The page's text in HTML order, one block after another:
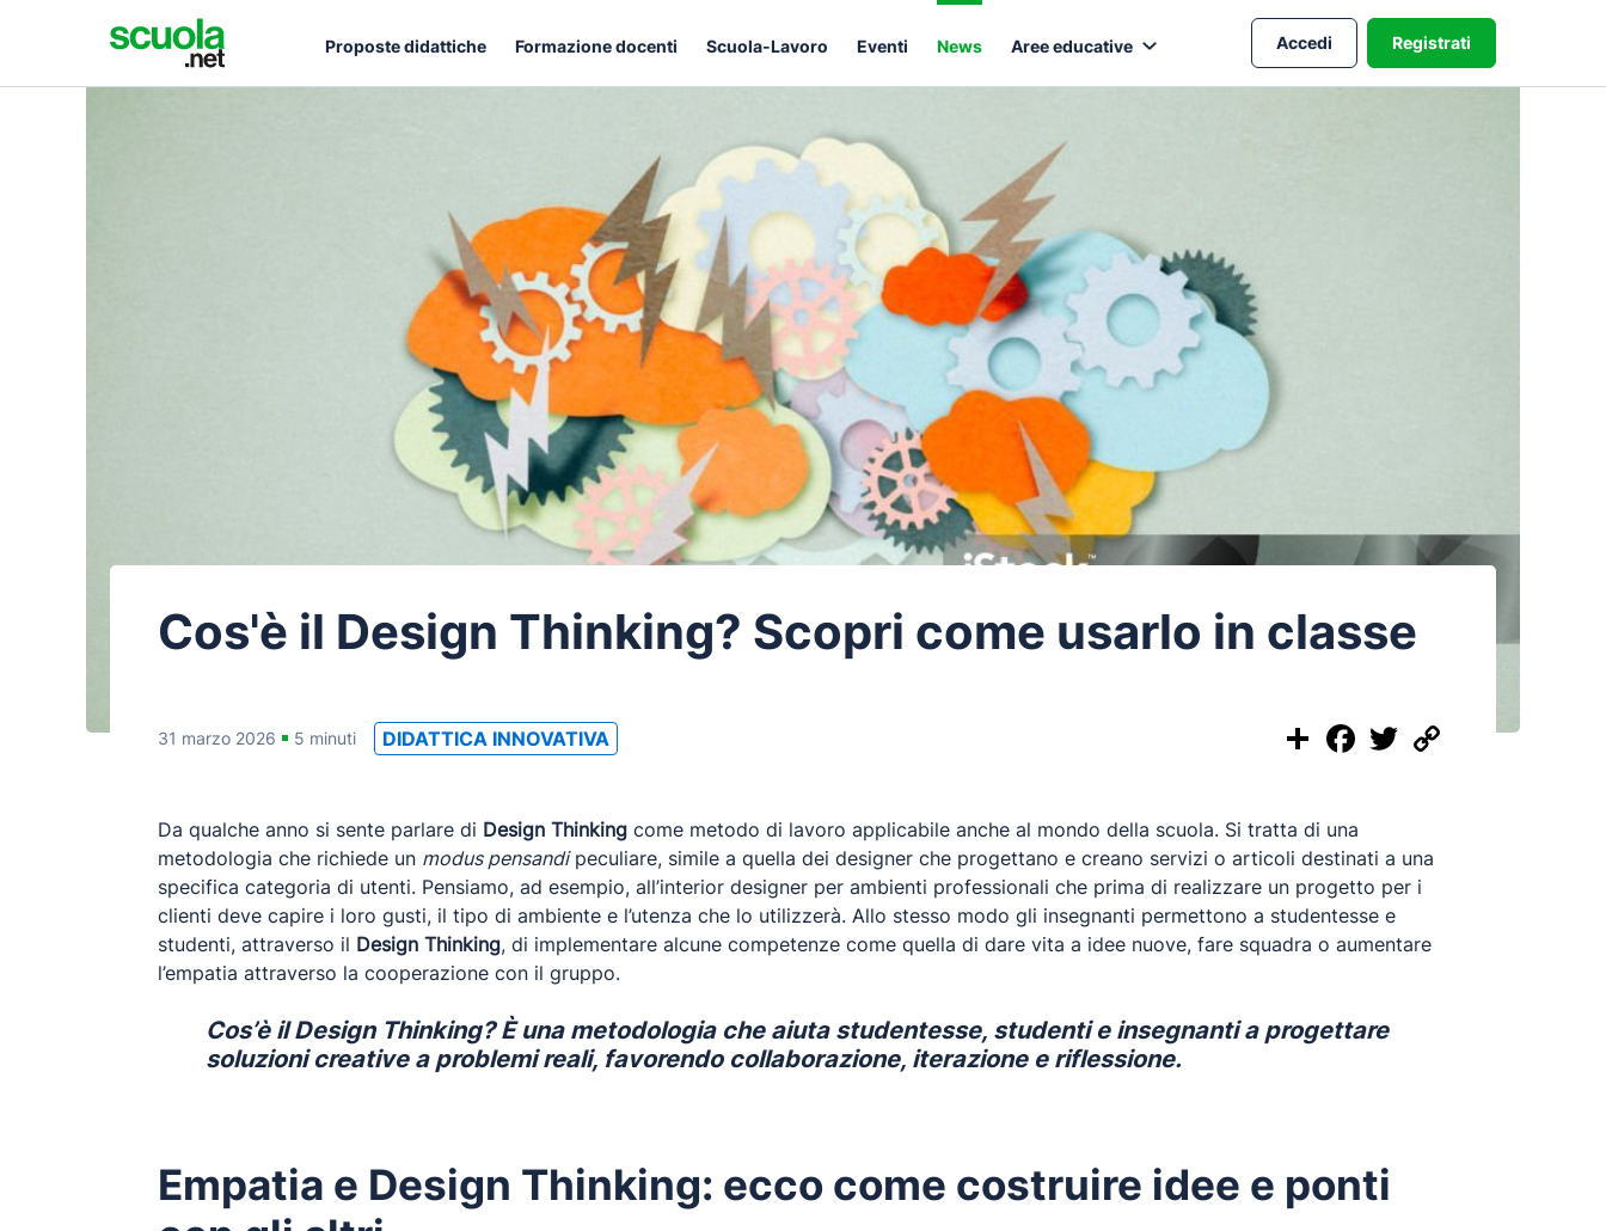
Proposte didattiche Formazione docenti Scuola-Lavoro Eventi News Aree educative Accedi Registrati
Cos'è il Design Thinking? Scopri come usarlo in classe
31 marzo 2026 5 minuti DIDATTICA INNOVATIVA Share Facebook
Twitter
Da qualche anno si sente parlare di Design Thinking come metodo di lavoro applicabile anche al mondo della scuola. Si tratta di una
metodologia che richiede un modus pensandipeculiare, simile a quella dei designer che progettano e creano servizi o articoli destinati a una
specifica categoria di utenti. Pensiamo, ad esempio, all’interior designer per ambienti professionali che prima di realizzare un progetto per i
clienti deve capire i loro gusti, il tipo di ambiente e l’utenza che lo utilizzerà. Allo stesso modo gli insegnanti permettono a studentesse e
studenti, attraverso il Design Thinking, di implementare alcune competenze come quella di dare vita a idee nuove, fare squadra o aumentare
l’empatia attraverso la cooperazione con il gruppo.
Cos’è il Design Thinking? È una metodologia che aiuta studentesse, studenti e insegnanti a progettare
soluzioni creative a problemi reali, favorendo collaborazione, iterazione e riflessione.
Empatia e Design Thinking: ecco come costruire idee e ponti